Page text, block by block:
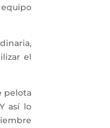
el
pelota
así lo